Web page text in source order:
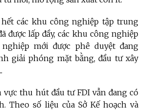
hết các khu công nghiệp tập trung
được lấp đầy, các khu công nghiệp
mới được phê duyệt đang
giải phóng mặt bằng, đầu tư xây
vực thu hút đầu tư FDI vẫn đang có
Theo số liệu của Sở Kế hoạch và